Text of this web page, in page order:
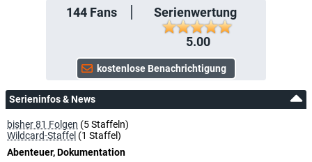
144Fans
Serienwertung
5.00
Serieninfos & News
bisher 81 Folgen (5 Staffeln)
Wildcard-Staffel (1 Staffel)
Abenteuer, Dokumentation